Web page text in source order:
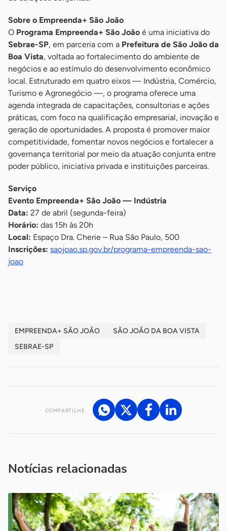
Sobre o Empreenda+ São João
O Programa Empreenda+ São João é uma iniciativa do
Sebrae-SP, em parceria com a Prefeitura de São João da
Boa Vista, voltada ao fortalecimento do ambiente de
negócios e ao estímulo do desenvolvimento econômico
local. Estruturado em quatro eixos — Indústria, Comércio,
Turismo e Agronegócio —, o programa oferece uma
agenda integrada de capacitações, consultorias e ações
práticas, com foco na qualificação empresarial, inovação e
geração de oportunidades. A proposta é promover maior
competitividade, fomentar novos negócios e fortalecer a
governança territorial por meio da atuação conjunta entre
poder público, iniciativa privada e instituições parceiras.
Serviço
Evento Empreenda+ São João — Indústria
Data: 27 de abril (segunda-feira)
Horário: das 15h às 20h
Local: Espaço Dra. Cherie – Rua São Paulo, 500
Inscrições: saojoao.sp.gov.br/programa-empreenda-sao-
joao
EMPREENDA+ SÃO JOÃO
SÃO JOÃO DA BOA VISTA
SEBRAE-SP
COMPARTILHE
Notícias relacionadas